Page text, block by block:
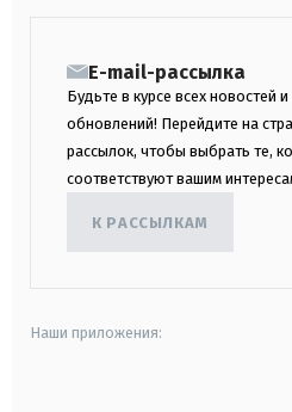
E-mail-рассылка
Будьте в курсе всех новостей и
обновлений! Перейдите на
рассылок, чтобы выбрать те,
соответствуют вашим
К РАССЫЛКАМ
Наши приложения: